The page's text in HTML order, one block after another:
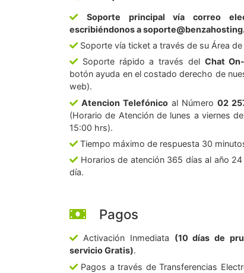
Soporte principal vía correo
escribiéndonos a
Soporte vía ticket a través de su Área de
Soporte rápido a través del Chat
botón ayuda en el costado derecho de
web).
Atencion Telefónico al Número 02
(Horario de Atención de lunes a viernes
15:00 hrs).
Tiempo máximo de respuesta 30
Horarios de atención 365 días al año 24
día.
Pagos
Activación Inmediata (10 días de
servicio Gratis).
Pagos a través de Transferencias